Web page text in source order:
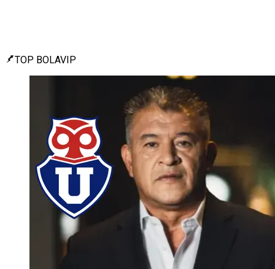
TOP BOLAVIP